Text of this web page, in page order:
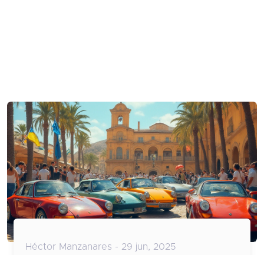
Héctor Manzanares - 29 jun, 2025